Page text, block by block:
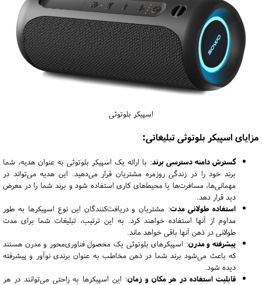
اسپیکر بلوتوثی
مزایای اسپیکر بلوتوثی تبلیغاتی:
گسترش دامنه دسترسی برند: با ارائه یک اسپیکر بلوتوثی به عنوان هدیه، شما
برند خود را در زندگی روزمره مشتریان قرار می‌دهید. این هدیه می‌تواند در
مهمانی‌ها، مسافرت‌ها یا محیط‌های کاری استفاده شود و برند شما را در معرض
دید قرار دهد.
استفاده طولانی مدت: مشتریان و دریافت‌کنندگان این نوع اسپیکرها به طور
مداوم از آنها استفاده خواهند کرد. به این ترتیب، تبلیغات شما برای مدت
طولانی در ذهن آنها باقی خواهد ماند.
پیشرفته و مدرن: اسپیکرهای بلوتوثی یک محصول فناوری‌محور و مدرن هستند
که باعث می‌شود برند شما در ذهن مخاطب به عنوان برندی نوآور و پیشرفته
دیده شود.
قابلیت استفاده در هر مکان و زمان: این اسپیکرها به راحتی می‌توانند در هر